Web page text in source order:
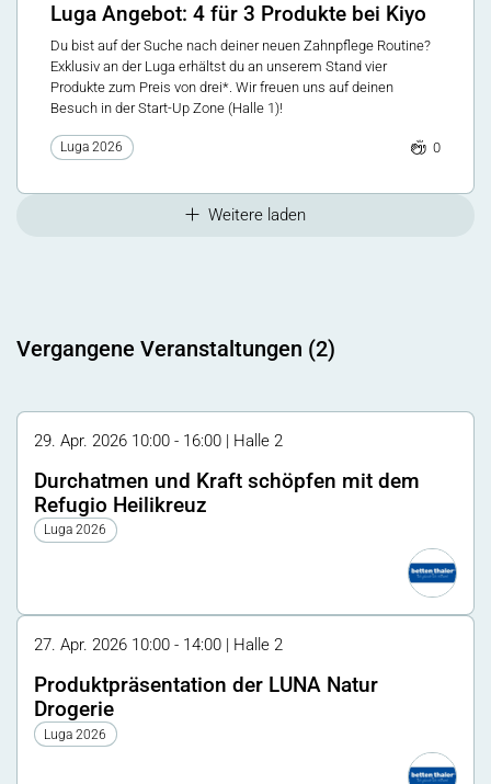
Luga Angebot: 4 für 3 Produkte bei Kiyo
Du bist auf der Suche nach deiner neuen Zahnpflege Routine?
Exklusiv an der Luga erhältst du an unserem Stand vier
Produkte zum Preis von drei*. Wir freuen uns auf deinen
Besuch in der Start-Up Zone (Halle 1)!
Luga 2026 0
Weitere laden
Vergangene Veranstaltungen (2)
29. Apr. 2026 10:00 - 16:00 | Halle 2
Durchatmen und Kraft schöpfen mit dem
Refugio Heilikreuz
Luga 2026
27. Apr. 2026 10:00 - 14:00 | Halle 2
Produktpräsentation der LUNA Natur
Drogerie
Luga 2026